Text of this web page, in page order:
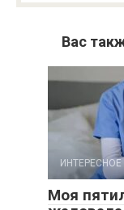
Вас
ИНТЕРЕСНОЕ
Моя